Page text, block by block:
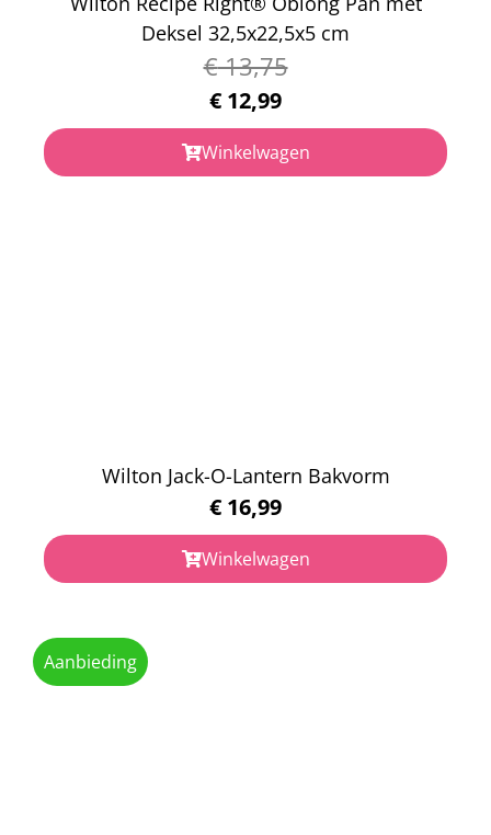
Deksel 32,5x22,5x5 cm
€13,75
€ 12,99
Winkelwagen
Wilton Jack-O-Lantern Bakvorm
€ 16,99
Winkelwagen
Aanbieding